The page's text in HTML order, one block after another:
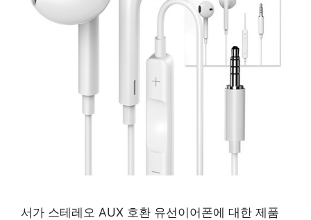
서가 스테레오 AUX 호환 유선이어폰에 대한 제품